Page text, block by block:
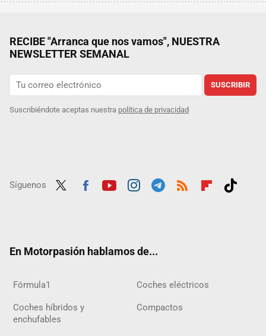
RECIBE "Arranca que nos vamos", NUESTRA
NEWSLETTER SEMANAL
SUSCRIBIR
Suscribiéndote aceptas nuestra política de privacidad
Síguenos
En Motorpasión hablamos de...
Fórmula1 Coches eléctricos
Coches híbridos y
enchufables
Compactos